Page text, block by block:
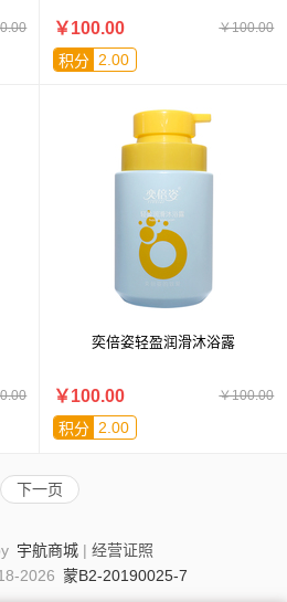
￥100.00
￥100.00
积分 2.00
奕倍姿轻盈润滑沐浴露
￥100.00
￥100.00
积分 2.00
下一页
宇航商城 | 经营证照
2026 蒙B2-20190025-7